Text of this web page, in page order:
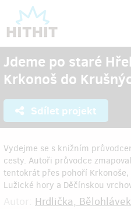
Jdeme po staré
Krkonoš do
Sdílet projekt
Vydejme se s knižním
cesty. Autoři průvodce
tentokrát přes pohoří
Lužické hory a Děčínskou
Hrdlička, Bělohlávek